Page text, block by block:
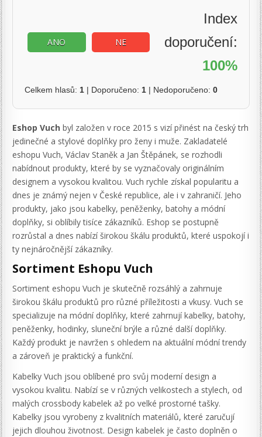
ANO NE
Index
doporučení:
100%
Celkem hlasů: 1 | Doporučeno: 1 | Nedoporučeno:0
Eshop Vuch byl založen v roce 2015 s vizí přinést na český trh
jedinečné a stylové doplňky pro ženy i muže. Zakladatelé
eshopu Vuch, Václav Staněk a Jan Štěpánek, se rozhodli
nabídnout produkty, které by se vyznačovaly originálním
designem a vysokou kvalitou. Vuch rychle získal popularitu a
dnes je známý nejen v České republice, ale i v zahraničí. Jeho
produkty, jako jsou kabelky, peněženky, batohy a módní
doplňky, si oblíbily tisíce zákazníků. Eshop se postupně
rozrůstal a dnes nabízí širokou škálu produktů, které uspokojí i
ty nejnáročnější zákazníky.
Sortiment Eshopu Vuch
Sortiment eshopu Vuch je skutečně rozsáhlý a zahrnuje
širokou škálu produktů pro různé příležitosti a vkusy. Vuch se
specializuje na módní doplňky, které zahrnují kabelky, batohy,
peněženky, hodinky, sluneční brýle a různé další doplňky.
Každý produkt je navržen s ohledem na aktuální módní trendy
a zároveň je praktický a funkční.
Kabelky Vuch jsou oblíbené pro svůj moderní design a
vysokou kvalitu. Nabízí se v různých velikostech a stylech, od
malých crossbody kabelek až po velké prostorné tašky.
Kabelky jsou vyrobeny z kvalitních materiálů, které zaručují
jejich dlouhou životnost. Design kabelek je často doplněn o